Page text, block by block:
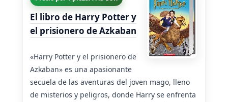
El libro de Harry Potter y
el prisionero de Azkaban
«Harry Potter y el prisionero de
Azkaban» es una apasionante
secuela de las aventuras del joven mago, lleno
de misterios y peligros, donde Harry se enfrenta